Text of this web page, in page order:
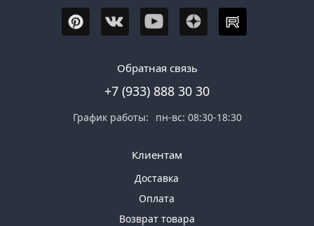
Обратная связь
+7 (933) 888 30 30
График работы: пн-вс: 08:30-18:30
Клиентам
Доставка
Оплата
Возврат товара